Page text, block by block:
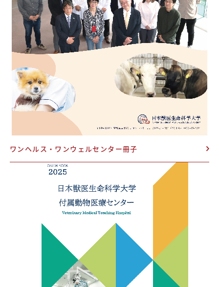
ワンヘルス・ワンウェルセンター冊子